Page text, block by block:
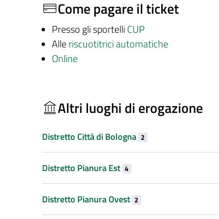
Come pagare il ticket
Presso gli sportelli CUP
Alleriscuotitrici automatiche
Online
Altri luoghi di erogazione
Distretto Città di Bologna 2
Distretto Pianura Est 4
Distretto Pianura Ovest 2